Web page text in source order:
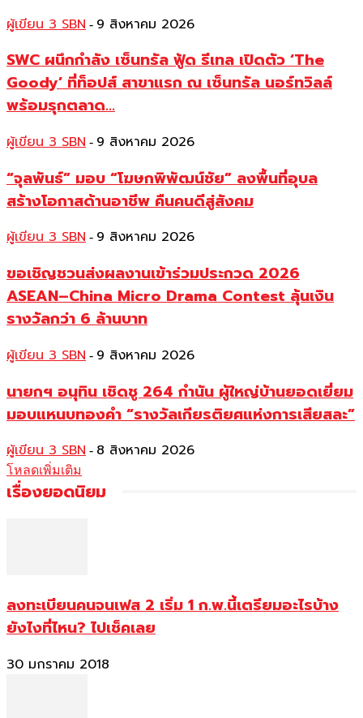
ผู้เขียน 3 SBN - 9 สิงหาคม 2026
SWC ผนึกกำลัง เซ็นทรัล ฟู้ด รีเทล เปิดตัว ‘The
Goody’ ที่ท็อปส์ สาขาแรก ณ เซ็นทรัล นอร์ทวิลล์
พร้อมรุกตลาด...
ผู้เขียน 3 SBN - 9 สิงหาคม 2026
“จุลพันธ์” มอบ “โฆษกพิพัฒน์ชัย” ลงพื้นที่อุบล
สร้างโอกาสด้านอาชีพ คืนคนดีสู่สังคม
ผู้เขียน 3 SBN - 9 สิงหาคม 2026
ขอเชิญชวนส่งผลงานเข้าร่วมประกวด 2026
ASEAN–China Micro Drama Contest ลุ้นเงิน
รางวัลกว่า 6 ล้านบาท
ผู้เขียน 3 SBN - 9 สิงหาคม 2026
นายกฯ อนุทิน เชิดชู 264 กำนัน ผู้ใหญ่บ้านยอดเยี่ยม
มอบแหนบทองคำ “รางวัลเกียรติยศแห่งการเสียสละ”
ผู้เขียน 3 SBN - 8 สิงหาคม 2026
โหลดเพิ่มเติม
เรื่องยอดนิยม
ลงทะเบียนคนจนเฟส 2 เริ่ม 1 ก.พ.นี้เตรียมอะไรบ้าง
ยังไงที่ไหน? ไปเช็คเลย
30 มกราคม 2018